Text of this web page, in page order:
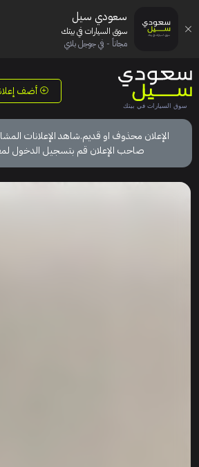
أضف
الإعلان محذوف او قديم.شاهد الإعلانات
صاحب الإعلان قم بتسجيل الدخول
سعودي سيل
سوق السيارات في بيتك
مجاناً - في جوجل بلاي